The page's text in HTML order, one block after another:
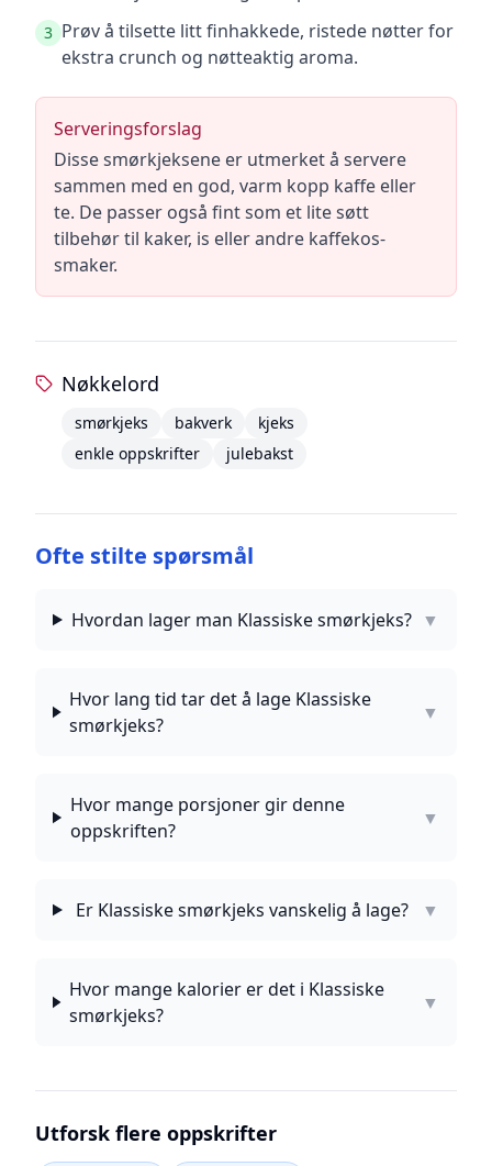
3 Prøv å tilsette litt finhakkede, ristede nøtter for
ekstra crunch og nøtteaktig aroma.
Serveringsforslag
Disse smørkjeksene er utmerket å servere
sammen med en god, varm kopp kaffe eller
te. De passer også fint som et lite søtt
tilbehør til kaker, is eller andre kaffekos-
smaker.
Nøkkelord
smørkjeks bakverk
kjeks
enkle oppskrifter
julebakst
Ofte stilte spørsmål
Hvordan lager man Klassiske smørkjeks? ▼
Hvor lang tid tar det å lage Klassiske
smørkjeks?
▼
Hvor mange porsjoner gir denne
oppskriften?
▼
Er Klassiske smørkjeks vanskelig å lage? ▼
Hvor mange kalorier er det i Klassiske
smørkjeks?
▼
Utforsk flere oppskrifter